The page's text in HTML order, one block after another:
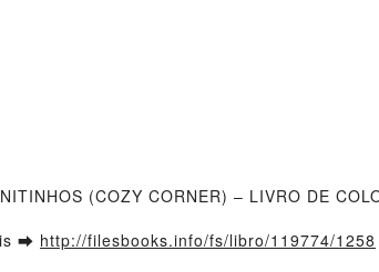
(COZY CORNER) – LIVRO DE
➡ http://filesbooks.info/fs/libro/119774/1258